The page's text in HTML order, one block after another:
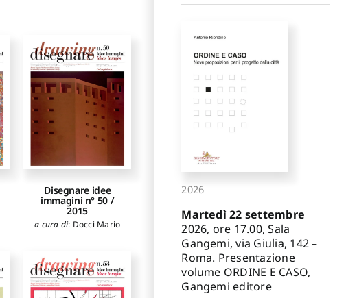
Disegnare idee
immagini n° 50 /
2015
a cura di: Docci Mario
2026
Martedì 22 settembre
2026, ore 17.00, Sala
Gangemi, via Giulia, 142 –
Roma. Presentazione
volume ORDINE E CASO,
Gangemi editore